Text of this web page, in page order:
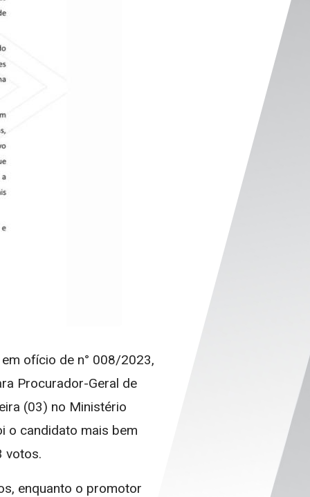
ofício de n° 008/2023,
Procurador-Geral de
(03) no Ministério
o candidato mais bem
votos.
enquanto o promotor